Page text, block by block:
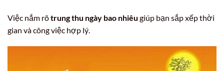
Việc nắm rõtrung thu ngày bao nhiêu giúp bạn sắp xếp thời
gian và công việc hợp lý.